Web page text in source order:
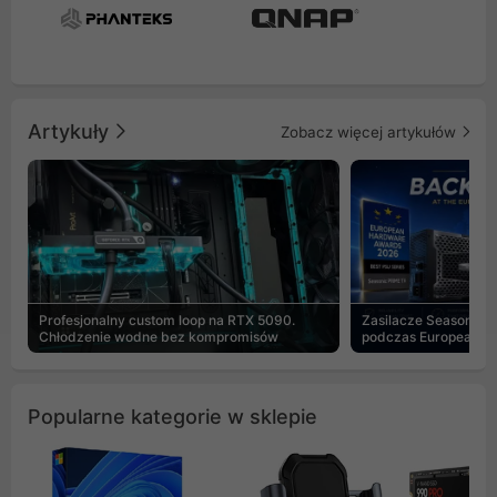
Artykuły Zobacz więcej artykułów
Profesjonalny custom loop na RTX 5090.
Chłodzenie wodne bez kompromisów
Zasilacze Seasonic
podczas European
Popularne kategorie w sklepie